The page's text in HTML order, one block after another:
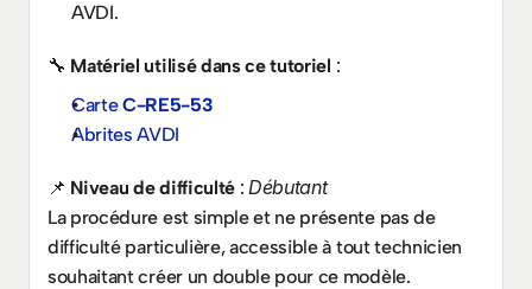
AVDI.
🔧 Matériel utilisé dans ce tutoriel :
Carte C-RE5-53
Abrites AVDI
📌 Niveau de difficulté : Débutant
La procédure est simple et ne présente pas de
difficulté particulière, accessible à tout technicien
souhaitant créer un double pour ce modèle.